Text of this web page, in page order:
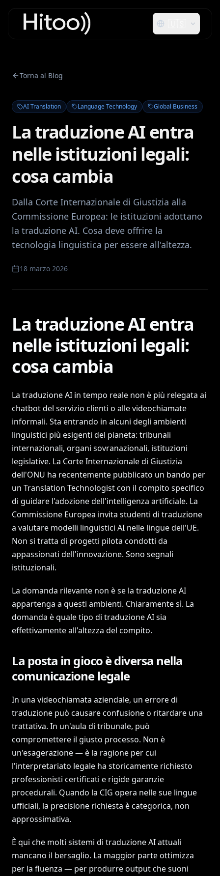
Torna al Blog
AI Translation Language Technology Global Business
La traduzione AI entra
nelle istituzioni legali:
cosa cambia
Dalla Corte Internazionale di Giustizia alla
Commissione Europea: le istituzioni adottano
la traduzione AI. Cosa deve offrire la
tecnologia linguistica per essere all'altezza.
18 marzo 2026
La traduzione AI entra
nelle istituzioni legali:
cosa cambia
La traduzione AI in tempo reale non è più relegata ai
chatbot del servizio clienti o alle videochiamate
informali. Sta entrando in alcuni degli ambienti
linguistici più esigenti del pianeta: tribunali
internazionali, organi sovranazionali, istituzioni
legislative. La Corte Internazionale di Giustizia
dell'ONU ha recentemente pubblicato un bando per
un Translation Technologist con il compito specifico
di guidare l'adozione dell'intelligenza artificiale. La
Commissione Europea invita studenti di traduzione
a valutare modelli linguistici AI nelle lingue dell'UE.
Non si tratta di progetti pilota condotti da
appassionati dell'innovazione. Sono segnali
istituzionali.
La domanda rilevante non è se la traduzione AI
appartenga a questi ambienti. Chiaramente sì. La
domanda è quale tipo di traduzione AI sia
effettivamente all'altezza del compito.
La posta in gioco è diversa nella
comunicazione legale
In una videochiamata aziendale, un errore di
traduzione può causare confusione o ritardare una
trattativa. In un'aula di tribunale, può
compromettere il giusto processo. Non è
un'esagerazione — è la ragione per cui
l'interpretariato legale ha storicamente richiesto
professionisti certificati e rigide garanzie
procedurali. Quando la CIG opera nelle sue lingue
ufficiali, la precisione richiesta è categorica, non
approssimativa.
È qui che molti sistemi di traduzione AI attuali
mancano il bersaglio. La maggior parte ottimizza
per la fluenza — per produrre output che suoni